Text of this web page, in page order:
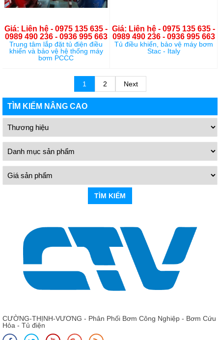
Giá: Liên hệ - 0975 135 635 -
0989 490 236 - 0936 995 663
Trung tâm lắp đặt tủ điện điều
khiển và bảo vệ hệ thống máy
bơm PCCC
Giá: Liên hệ - 0975 135 635 -
0989 490 236 - 0936 995 663
Tủ điều khiển, bảo vệ máy bơm
Stac - Italy
1 2 Next
TÌM KIẾM NÂNG CAO
TÌM KIẾM
CƯỜNG-THỊNH-VƯƠNG - Phân Phối Bơm Công Nghiệp - Bơm Cứu
Hỏa - Tủ điện